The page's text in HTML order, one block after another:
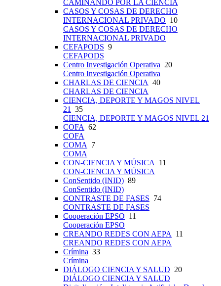
CAMINANDO POR LA CIENCIA
CASOS Y COSAS DE DERECHO
INTERNACIONAL PRIVADO 10
CASOS Y COSAS DE DERECHO
INTERNACIONAL PRIVADO
CEFAPODS 9
CEFAPODS
Centro Investigación Operativa 20
Centro Investigación Operativa
CHARLAS DE CIENCIA 40
CHARLAS DE CIENCIA
CIENCIA, DEPORTE Y MAGOS NIVEL
21 35
CIENCIA, DEPORTE Y MAGOS NIVEL 21
COFA 62
COFA
COMA 7
COMA
CON-CIENCIA Y MÚSICA 11
CON-CIENCIA Y MÚSICA
ConSentido (INID) 89
ConSentido (INID)
CONTRASTE DE FASES 74
CONTRASTE DE FASES
Cooperación EPSO 11
Cooperación EPSO
CREANDO REDES CON AEPA 11
CREANDO REDES CON AEPA
Crímina 33
Crímina
DIÁLOGO CIENCIA Y SALUD 20
DIÁLOGO CIENCIA Y SALUD